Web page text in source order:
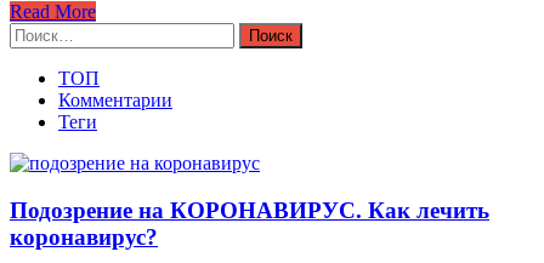
Read More
Найти:
ТОП
Комментарии
Теги
Подозрение на КОРОНАВИРУС. Как лечить
коронавирус?